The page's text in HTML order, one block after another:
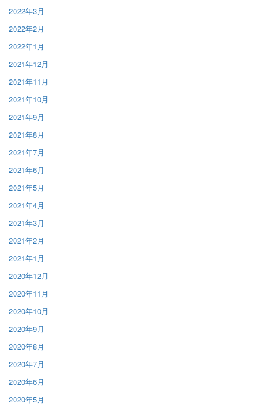
2022年3月
2022年2月
2022年1月
2021年12月
2021年11月
2021年10月
2021年9月
2021年8月
2021年7月
2021年6月
2021年5月
2021年4月
2021年3月
2021年2月
2021年1月
2020年12月
2020年11月
2020年10月
2020年9月
2020年8月
2020年7月
2020年6月
2020年5月